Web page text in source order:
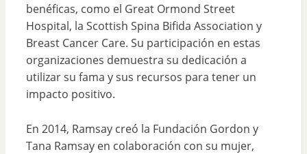
benéficas, como el Great Ormond Street
Hospital, la Scottish Spina Bifida Association y
Breast Cancer Care. Su participación en estas
organizaciones demuestra su dedicación a
utilizar su fama y sus recursos para tener un
impacto positivo.
En 2014, Ramsay creó la Fundación Gordon y
Tana Ramsay en colaboración con su mujer,